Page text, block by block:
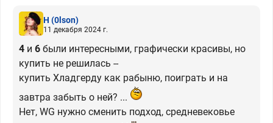
H (0lson)
11 декабря 2024 г.
4 и 6 были интересными, графически красивы, но
купить не решилась --
купить Хладгерду как рабыню, поиграть и на
завтра забыть о ней? ...
Нет, WG нужно сменить подход, средневековье